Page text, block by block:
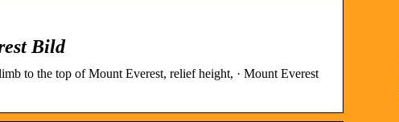
Bild
to the top of Mount Everest, relief height, · Mount Everest